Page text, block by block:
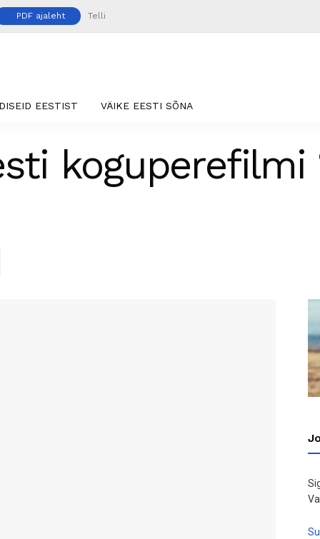
PDF ajaleht Telli
EESTIST VÄIKE EESTI SÕNA
koguperefilmi